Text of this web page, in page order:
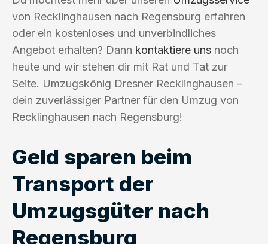
von Recklinghausen nach Regensburg erfahren
oder ein kostenloses und unverbindliches
Angebot erhalten? Dann kontaktiere uns noch
heute und wir stehen dir mit Rat und Tat zur
Seite. Umzugskönig Dresner Recklinghausen –
dein zuverlässiger Partner für den Umzug von
Recklinghausen nach Regensburg!
Geld sparen beim
Transport der
Umzugsgüter nach
Regensburg